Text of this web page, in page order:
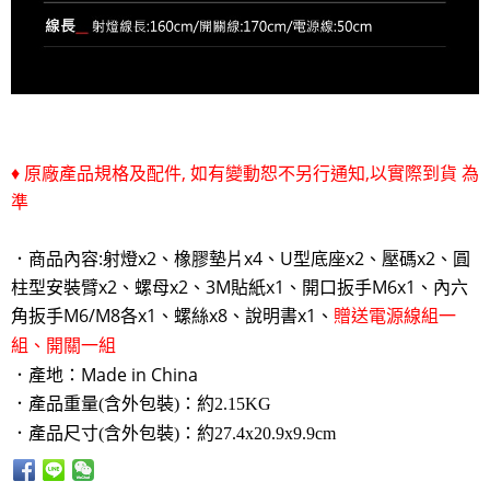
♦ 原廠產品規格及配件, 如有變動恕不另行通知,以實際到貨 為
準
．商品內容:射燈x2、橡膠墊片x4、U型底座x2、壓碼x2、圓
柱型安裝臂x2、螺母x2、3M貼紙x1、開口扳手M6x1、內六
角扳手M6/M8各x1、螺絲x8、說明書x1、 贈送電源線組一
組、開關一組
．產地：Made in China
．產品重量(含外包裝)：約2.15KG
．產品尺寸(含外包裝)： 約27.4x20.9x9.9cm